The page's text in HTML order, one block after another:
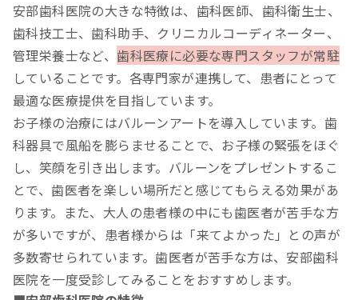
安部歯科医院の大きな特徴は、歯科医師、歯科衛生士、
歯科技工士、歯科助手、クリニカルコーディネーター、
管理栄養士など、 歯科医療に必要な専門スタッフが常駐
していることです。各専門家が連携して、患者にとって
最適な医療提供を目指しています。
お子様の治療にはバルーンアートを導入しています。歯
科器具で風船を膨らませることで、お子様の緊張をほぐ
し、笑顔を引き出します。バルーンをプレゼントするこ
とで、歯医者を楽しい場所だと感じてもらえる効果があ
ります。また、大人の患者様の中にも歯医者が苦手な方
が多いですが、患者様からは「来てよかった」との声が
多数寄せられています。歯医者が苦手な方は、安部歯科
医院を一度受診してみることをおすすめします。